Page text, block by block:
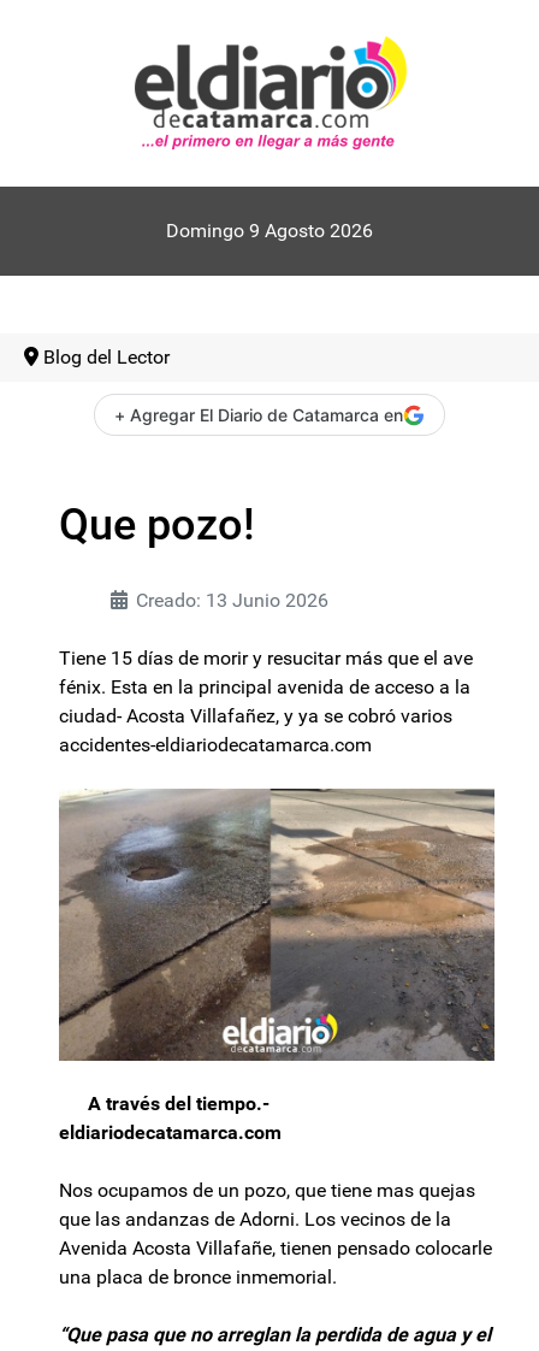
Domingo 9 Agosto 2026
Blog del Lector
+ Agregar El Diario de Catamarca en
Que pozo!
Creado: 13 Junio 2026
Tiene 15 días de morir y resucitar más que el ave
fénix. Esta en la principal avenida de acceso a la
ciudad- Acosta Villafañez, y ya se cobró varios
accidentes-eldiariodecatamarca.com
A través del tiempo.-
eldiariodecatamarca.com
Nos ocupamos de un pozo, que tiene mas quejas
que las andanzas de Adorni. Los vecinos de la
Avenida Acosta Villafañe, tienen pensado colocarle
una placa de bronce inmemorial.
“Que pasa que no arreglan la perdida de agua y el